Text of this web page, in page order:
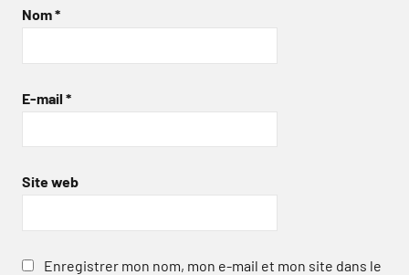
Nom*
E-mail *
Site web
Enregistrer mon nom, mon e-mail et mon site dans le